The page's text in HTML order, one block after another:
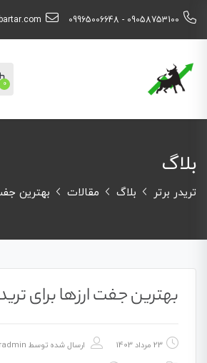
09058753100 - 09965006648
0
بلاگ
تریدر برتر بلاگ مقالات بهترین
بهترین جفت ارزها برای ترید
23 مرداد 1403 ارسال شده توسط